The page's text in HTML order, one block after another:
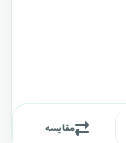
مقایسه